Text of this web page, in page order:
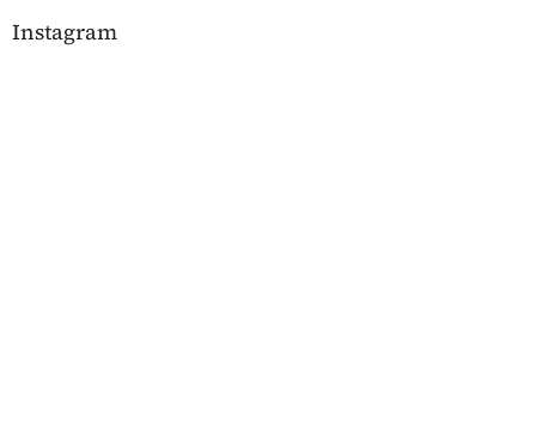
Instagram